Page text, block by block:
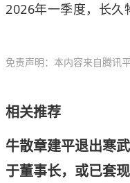
2026年一季度，长久
免责声明：本内容来自腾讯
相关推荐
牛散章建平退出寒
于董事长，或已套现